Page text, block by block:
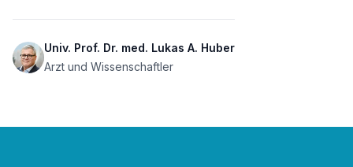
Univ. Prof. Dr. med. Lukas A. Huber
Arzt und Wissenschaftler